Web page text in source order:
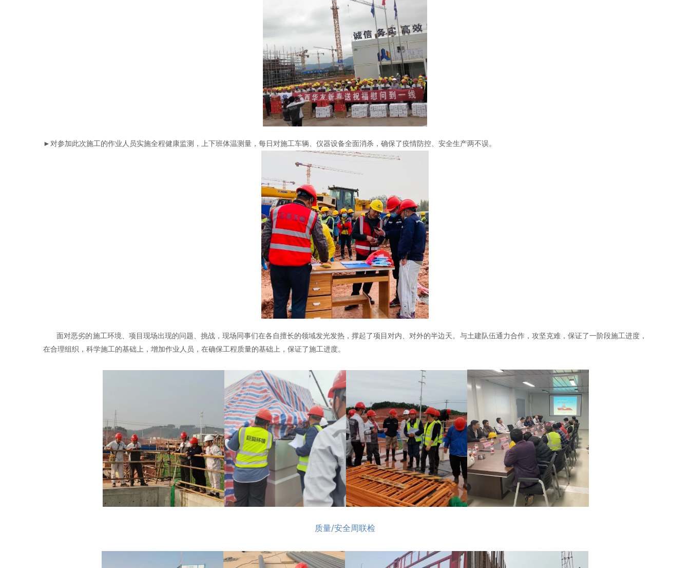
►对参加此次施工的作业人员实施全程健康监测，上下班体温测量，每日对施工车辆、仪器设备全面消杀，确保了疫情防控、安全生产两不误。
面对恶劣的施工环境、项目现场出现的问题、挑战，现场同事们在各自擅长的领域发光发热，撑起了项目对内、对外的半边天。与土建队伍通力合作，攻坚克难，保证了一阶段施工进度，
在合理组织，科学施工的基础上，增加作业人员，在确保工程质量的基础上，保证了施工进度。
质量/安全周联检